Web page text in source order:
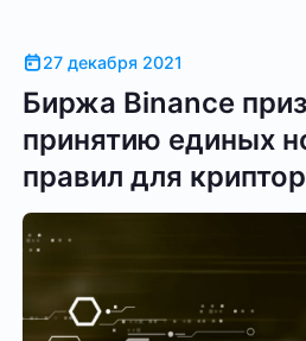
27 декабря 2021
Биржа Binance
принятию единых
правил для